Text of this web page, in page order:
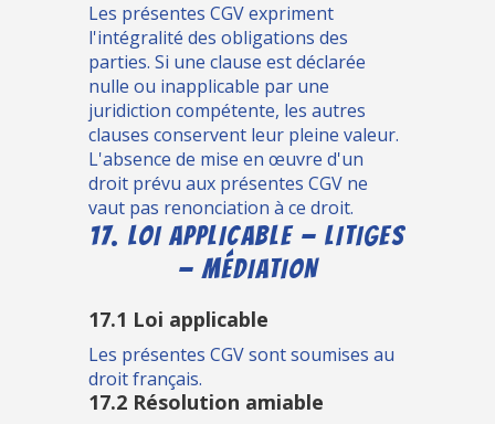
Les présentes CGV expriment
l'intégralité des obligations des
parties. Si une clause est déclarée
nulle ou inapplicable par une
juridiction compétente, les autres
clauses conservent leur pleine valeur.
L'absence de mise en œuvre d'un
droit prévu aux présentes CGV ne
vaut pas renonciation à ce droit.
17. LOI APPLICABLE — LITIGES
— MÉDIATION
17.1 Loi applicable
Les présentes CGV sont soumises au
droit français.
17.2 Résolution amiable